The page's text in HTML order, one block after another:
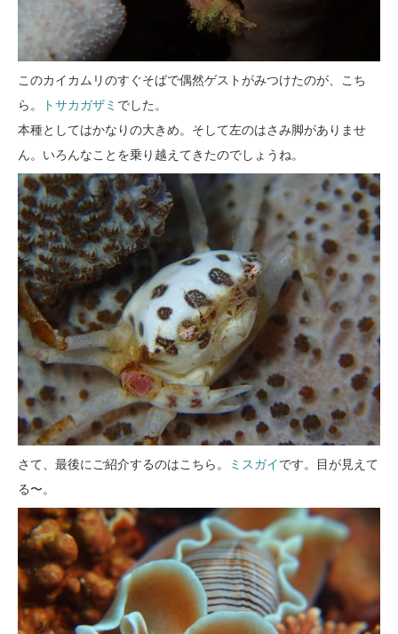
このカイカムリのすぐそばで偶然ゲストがみつけたのが、こち
ら。
トサカガザミ でした。
本種としてはかなりの大きめ。そして左のはさみ脚がありませ
ん。いろんなことを乗り越えてきたのでしょうね。
さて、最後にご紹介するのはこちら。 ミスガイです。目が見えて
る〜。